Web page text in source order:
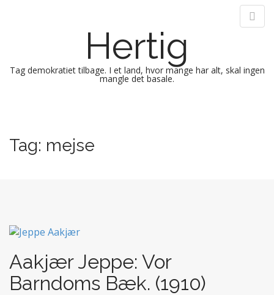
Hertig
Tag demokratiet tilbage. I et land, hvor mange har alt, skal ingen
mangle det basale.
i
n
p
t
e
t
Tag: mejse
Aakjær Jeppe: Vor
Barndoms Bæk. (1910)